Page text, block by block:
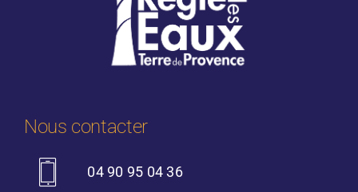
Nous contacter
04 90 95 04 36